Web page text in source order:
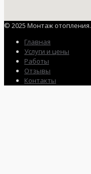
© 2025 Монтаж отопления.
Главная
Услуги и цены
Работы
Отзывы
Контакты